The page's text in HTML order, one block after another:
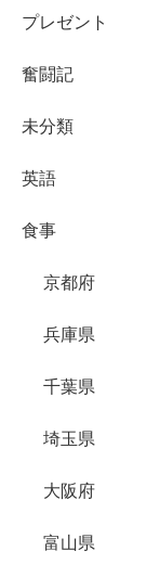
プレゼント
奮闘記
未分類
英語
食事
京都府
兵庫県
千葉県
埼玉県
大阪府
富山県